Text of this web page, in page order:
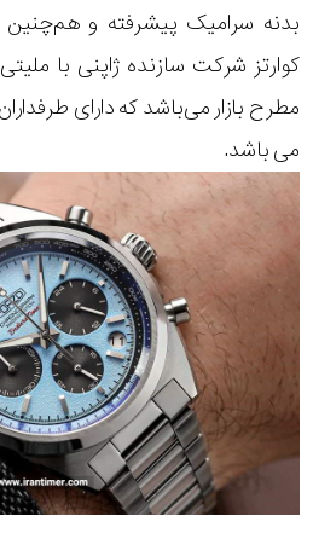
بدنه سرامیک پیشرفته و هم‌چنین
کوارتز شرکت سازنده ژاپنی با
مطرح بازار می‌باشد که دارای
می باشد.